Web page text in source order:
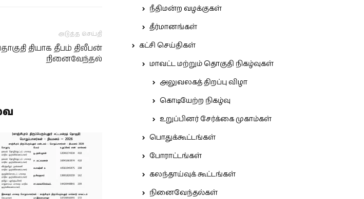
அடுத்த செய்தி
தியாக தீபம் திலீபன்
நினைவேந்தல்
நீதிமன்ற வழக்குகள்
தீர்மானங்கள்
கட்சி செய்திகள்
மாவட்ட மற்றும் தொகுதி நிகழ்வுகள்
அலுவலகத் திறப்பு விழா
கொடியேற்ற நிகழ்வு
உறுப்பினர் சேர்க்கை முகாம்கள்
பொதுக்கூட்டங்கள்
போராட்டங்கள்
கலந்தாய்வுக் கூட்டங்கள்
நினைவேந்தல்கள்